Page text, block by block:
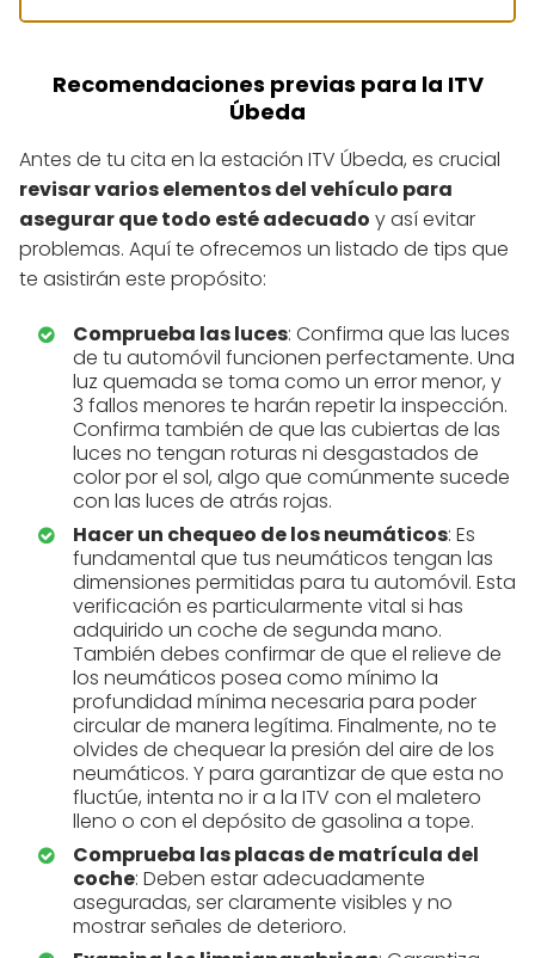
Recomendaciones previas para la ITV
Úbeda
Antes de tu cita en la estación ITV Úbeda, es crucial
revisar varios elementos del vehículo para
asegurar que todo esté adecuado y así evitar
problemas. Aquí te ofrecemos un listado de tips que
te asistirán este propósito:
Comprueba las luces: Confirma que las luces
de tu automóvil funcionen perfectamente. Una
luz quemada se toma como un error menor, y
3 fallos menores te harán repetir la inspección.
Confirma también de que las cubiertas de las
luces no tengan roturas ni desgastados de
color por el sol, algo que comúnmente sucede
con las luces de atrás rojas.
Hacer un chequeo de los neumáticos: Es
fundamental que tus neumáticos tengan las
dimensiones permitidas para tu automóvil. Esta
verificación es particularmente vital si has
adquirido un coche de segunda mano.
También debes confirmar de que el relieve de
los neumáticos posea como mínimo la
profundidad mínima necesaria para poder
circular de manera legítima. Finalmente, no te
olvides de chequear la presión del aire de los
neumáticos. Y para garantizar de que esta no
fluctúe, intenta no ir a la ITV con el maletero
lleno o con el depósito de gasolina a tope.
Comprueba las placas de matrícula del
coche: Deben estar adecuadamente
aseguradas, ser claramente visibles y no
mostrar señales de deterioro.